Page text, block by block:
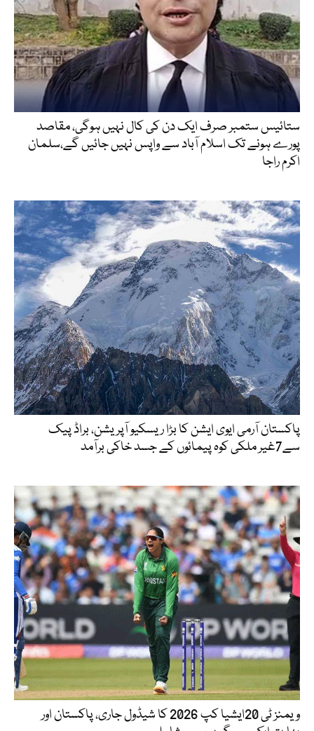
ستائیس ستمبر صرف ایک دن کی کال نہیں ہوگی، مقاصد
پورے ہونے تک اسلام آباد سے واپس نہیں جائیں گے،سلمان
اکرم راجا
پاکستان آرمی ایوی ایشن کا بڑا ریسکیو آپریشن، براڈ پیک
سے7غیر ملکی کوہ پیمائوں کے جسد خاکی برآمد
ویمنز ٹی 20ایشیا کپ 2026 کا شیڈول جاری، پاکستان اور